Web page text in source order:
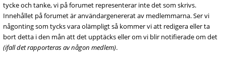
tycke och tanke, vi på forumet representerar inte det som skrivs.
Innehållet på forumet är användargenererat av medlemmarna. Ser vi
någonting som tycks vara olämpligt så kommer vi att redigera eller ta
bort detta i den mån att det upptäcks eller om vi blir notifierade om det
(ifall det rapporteras av någon medlem).